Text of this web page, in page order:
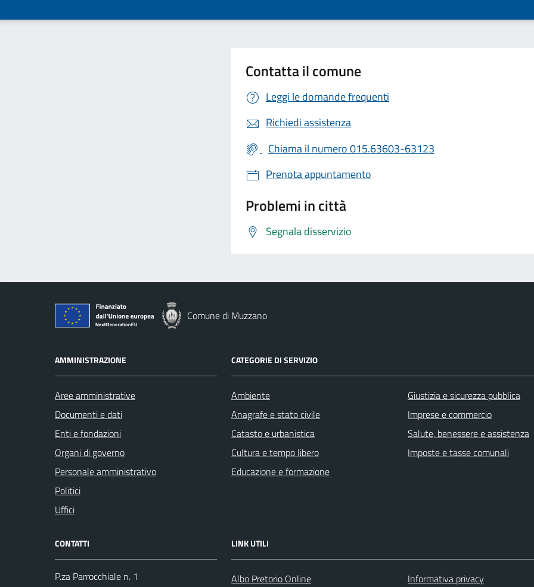
Contatta il comune
Leggi le domande frequenti
Richiedi assistenza
Chiama il numero 015.63603-63123
Prenota appuntamento
Problemi in città
Segnala disservizio
Comune di Muzzano
AMMINISTRAZIONE
Aree amministrative
Documenti e dati
Enti e fondazioni
Organi di governo
Personale amministrativo
Politici
Uffici
CATEGORIE DI SERVIZIO
Ambiente
Anagrafe e stato civile
Catasto e urbanistica
Cultura e tempo libero
Educazione e formazione
Giustizia e sicurezza pubblica
Imprese e commercio
Salute, benessere e assistenza
Imposte e tasse comunali
CONTATTI
P.za Parrocchiale n. 1
LINK UTILI
Albo Pretorio Online Informativa privacy